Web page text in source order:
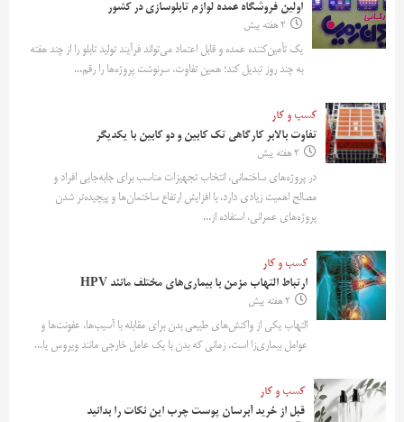
اولین فروشگاه عمده لوازم تابلوسازی در کشور
2 هفته پیش
یک تأمین‌کننده عمده و قابل اعتماد می‌تواند فرآیند تولید تابلو را از چند هفته
به چند روز تبدیل کند؛ همین تفاوت، سرنوشت پروژه‌ها را رقم...
کسب و کار
تفاوت بالابر کارگاهی تک کابین و دو کابین با یکدیگر
2 هفته پیش
در پروژه‌های ساختمانی، انتخاب تجهیزات مناسب برای جابه‌جایی افراد و
مصالح اهمیت زیادی دارد. با افزایش ارتفاع ساختمان‌ها و پیچیده‌تر شدن
پروژه‌های عمرانی، استفاده از...
کسب و کار
ارتباط التهاب مزمن با بیماری‌های مختلف مانند HPV
2 هفته پیش
التهاب یکی از واکنش‌های طبیعی بدن برای مقابله با آسیب‌ها، عفونت‌ها و
عوامل بیماری‌زا است. زمانی که بدن با یک عامل خارجی مانند ویروس یا...
کسب و کار
قبل از خرید آبرسان پوست چرب این نکات را بدانید